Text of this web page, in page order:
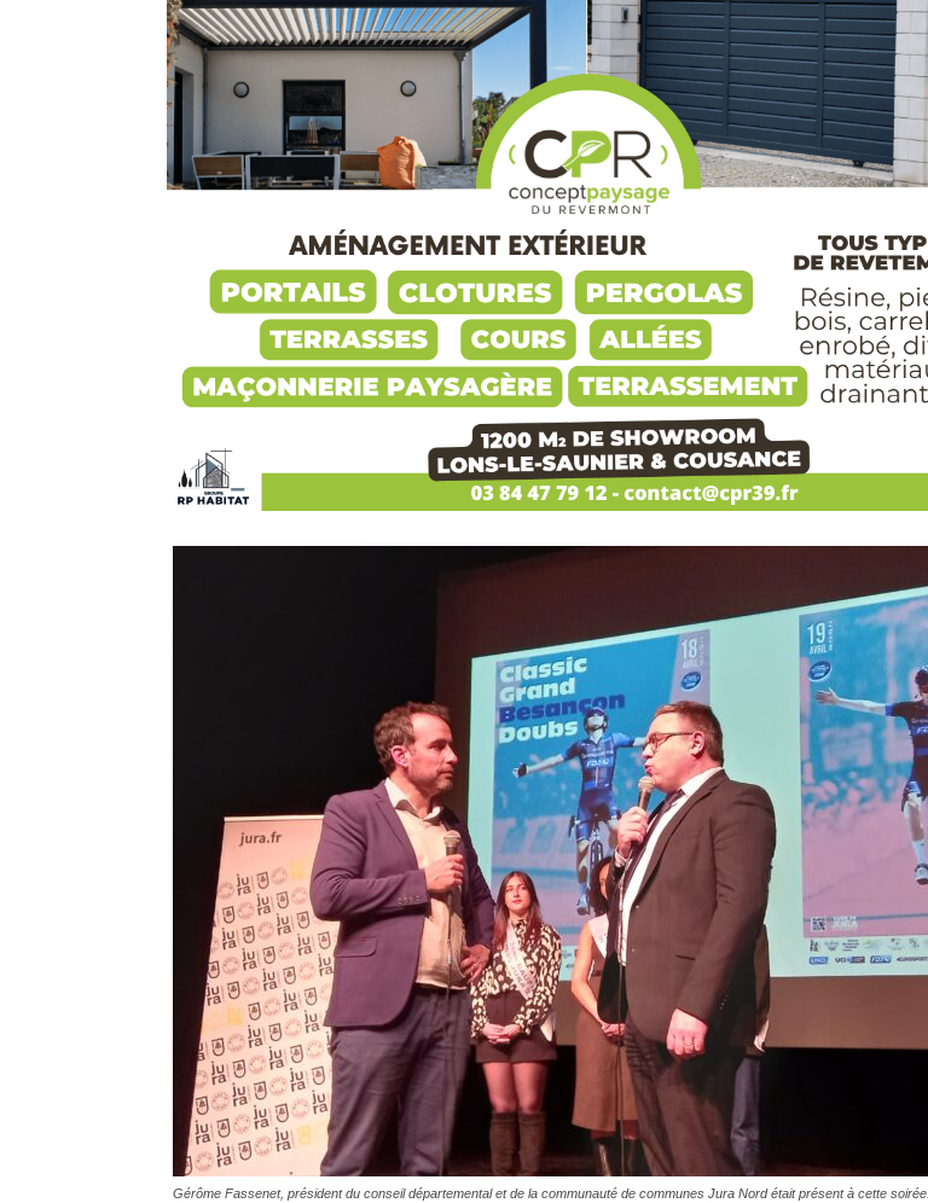
Gérôme Fassenet, président du conseil départemental et de la communauté de communes Jura Nord était présent à cette soirée.